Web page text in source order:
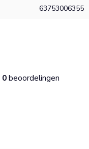
63753006355
0beoordelingen